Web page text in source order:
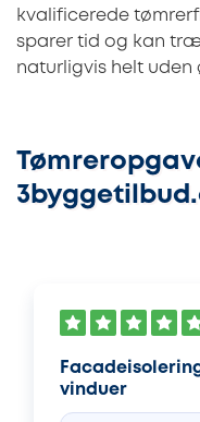
kvalificerede
sparer tid og kan
naturligvis helt uden
vinduer